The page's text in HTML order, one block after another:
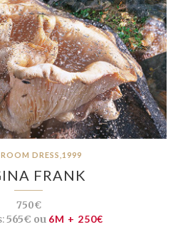
DRESS,1999
FRANK
750€
565€ ou 6M + 250€